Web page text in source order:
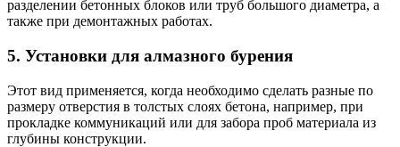
разделении бетонных блоков или труб большого диаметра, а
также при демонтажных работах.
5. Установки для алмазного бурения
Этот вид применяется, когда необходимо сделать разные по
размеру отверстия в толстых слоях бетона, например, при
прокладке коммуникаций или для забора проб материала из
глубины конструкции.